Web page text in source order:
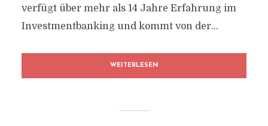
verfügt über mehr als 14 Jahre Erfahrung im
Investmentbanking und kommt von der...
WEITERLESEN